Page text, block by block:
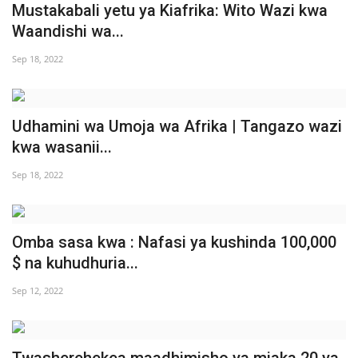
Nyaraka
Washiriki
Video
Wadhamini
Mustakabali yetu ya Kiafrika: Wito Wazi kwa
Waandishi wa...
Sep 18, 2022
Udhamini wa Umoja wa Afrika | Tangazo wazi
kwa wasanii...
Sep 18, 2022
Omba sasa kwa : Nafasi ya kushinda 100,000
$ na kuhudhuria...
Sep 12, 2022